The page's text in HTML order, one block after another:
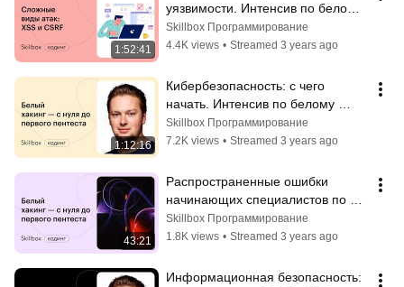
1:52:41
уязвимости. Интенсив по белому
хакингу
Skillbox Программирование
4.4K views • Streamed 3 years ago
1:12:16
Кибербезопасность: с чего
начать. Интенсив по белому
хакингу
Skillbox Программирование
7.2K views • Streamed 3 years ago
43:21
Распространенные ошибки
начинающих специалистов по
кибербезопасности. Интенсив по
этичному хакингу
Skillbox Программирование
1.8K views • Streamed 3 years ago
Информационная безопасность: